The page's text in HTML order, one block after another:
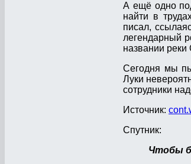
А ещё одно
найти в
писал,
легендарный
названии
Сегодня мы
Луки
сотрудники
Источник:
Спутник:
Чтобы